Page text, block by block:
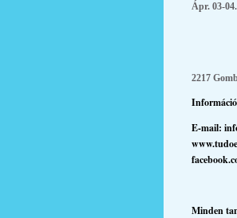
Ápr. 03-
2217
E-mail:
Minden